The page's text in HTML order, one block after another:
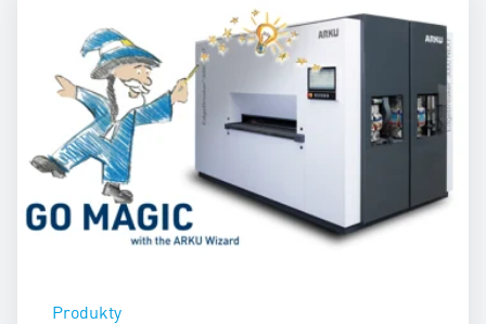
Produkty